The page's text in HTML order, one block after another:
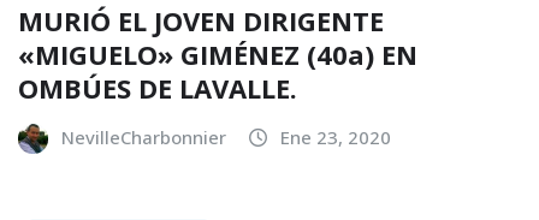
MURIÓ EL JOVEN DIRIGENTE
«MIGUELO» GIMÉNEZ (40a) EN
OMBÚES DE LAVALLE.
NevilleCharbonnier Ene 23, 2020